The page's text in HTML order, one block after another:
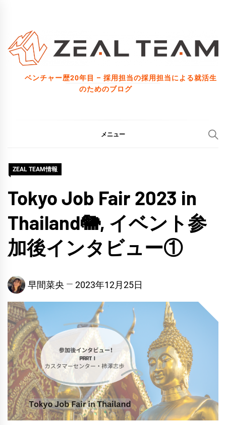
ン
ベンチャー歴20年目 – 採用担当の採用担当による就活生
のためのブログ
メニュー
ZEAL TEAM情報
Tokyo Job Fair 2023 in
Thailand🐘, イベント参
加後インタビュー①
早間菜央 2023年12月25日